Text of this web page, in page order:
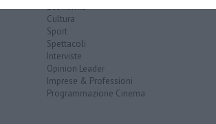
Economia
Cultura
Sport
Spettacoli
Interviste
Opinion Leader
Imprese & Professioni
Programmazione Cinema